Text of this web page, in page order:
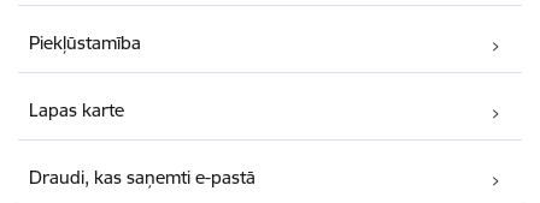
Piekļūstamība
Lapas karte
Draudi, kas saņemti e-pastā